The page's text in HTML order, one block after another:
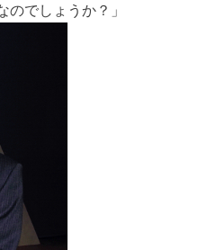
のでしょうか？」